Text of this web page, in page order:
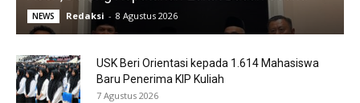
NEWS Redaksi - 8 Agustus 2026
USK Beri Orientasi kepada 1.614 Mahasiswa
Baru Penerima KIP Kuliah
7 Agustus 2026